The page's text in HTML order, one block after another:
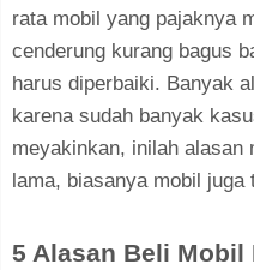
rata mobil yang pajaknya
cenderung kurang bagus
harus diperbaiki. Banyak
karena sudah banyak
meyakinkan, inilah alasan
lama, biasanya mobil juga
5 Alasan Beli Mobil